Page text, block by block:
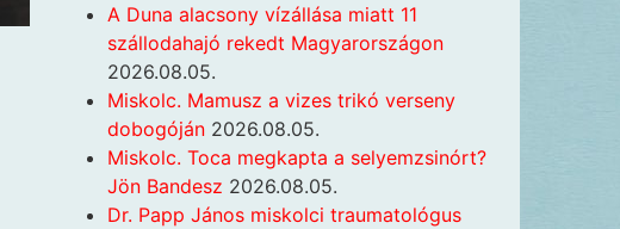
A Duna alacsony vízállása miatt 11
szállodahajó rekedt Magyarországon
2026.08.05.
Miskolc. Mamusz a vizes trikó verseny
dobogóján 2026.08.05.
Miskolc. Toca megkapta a selyemzsinórt?
Jön Bandesz 2026.08.05.
Dr. Papp János miskolci traumatológus